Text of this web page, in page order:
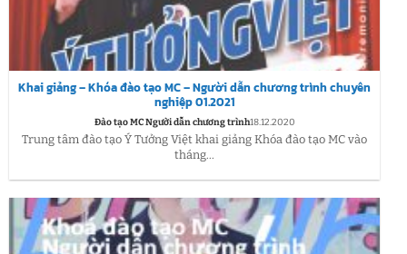
Khai giảng – Khóa đào tạo MC – Người dẫn chương trình chuyên
nghiệp 01.2021
Đào tạo MC Người dẫn chương trình18.12.2020
Trung tâm đào tạo Ý Tưởng Việt khai giảng Khóa đào tạo MC vào
tháng...